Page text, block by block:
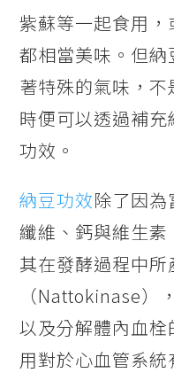
紫蘇等一起食用，
都相當美味。但
著特殊的氣味，
時便可以透過補
功效。
納豆功效除了因
纖維、鈣與維生素
其在發酵過程中
（Nattokinase）
以及分解體內血
用對於心血管系